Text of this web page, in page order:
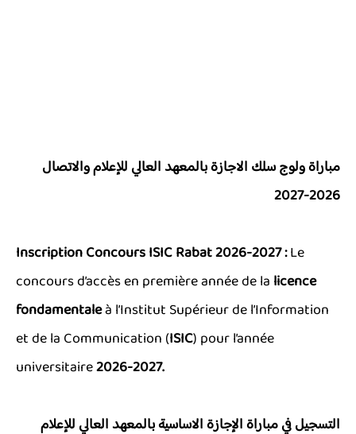
مباراة ولوج سلك الاجازة بالمعهد العالي للإعلام والاتصال
2026-2027
Inscription Concours ISIC Rabat 2026-2027 :Le
concours d’accès en première année de la licence
fondamentaleà l’Institut Supérieur de l’Information
et de la Communication (ISIC) pour l’année
universitaire2026-2027.
التسجيل في مباراة الإجازة الاساسية بالمعهد العالي للإعلام